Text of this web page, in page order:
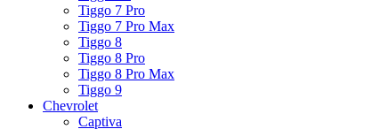
Tiggo 7 Pro
Tiggo 7 Pro Max
Tiggo 8
Tiggo 8 Pro
Tiggo 8 Pro Max
Tiggo 9
Chevrolet
Captiva